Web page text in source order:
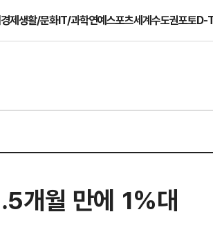
경제생활/문화IT/과학연예스포츠세계수도권포토D-
개월 만에 1%대